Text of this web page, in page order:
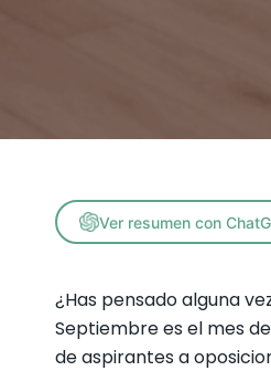
Ver resumen con
¿Has pensado alguna
Septiembre es el mes
de aspirantes a